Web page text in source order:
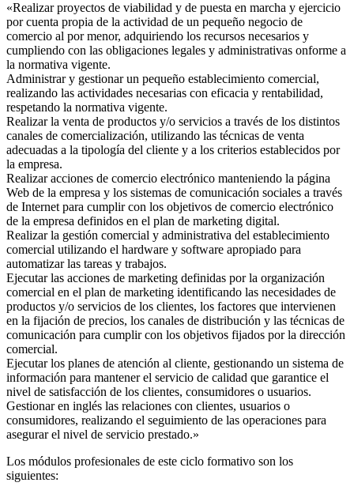
«Realizar proyectos de viabilidad y de puesta en marcha y ejercicio
por cuenta propia de la actividad de un pequeño negocio de
comercio al por menor, adquiriendo los recursos necesarios y
cumpliendo con las obligaciones legales y administrativas onforme a
la normativa vigente.
Administrar y gestionar un pequeño establecimiento comercial,
realizando las actividades necesarias con eficacia y rentabilidad,
respetando la normativa vigente.
Realizar la venta de productos y/o servicios a través de los distintos
canales de comercialización, utilizando las técnicas de venta
adecuadas a la tipología del cliente y a los criterios establecidos por
la empresa.
Realizar acciones de comercio electrónico manteniendo la página
Web de la empresa y los sistemas de comunicación sociales a través
de Internet para cumplir con los objetivos de comercio electrónico
de la empresa definidos en el plan de marketing digital.
Realizar la gestión comercial y administrativa del establecimiento
comercial utilizando el hardware y software apropiado para
automatizar las tareas y trabajos.
Ejecutar las acciones de marketing definidas por la organización
comercial en el plan de marketing identificando las necesidades de
productos y/o servicios de los clientes, los factores que intervienen
en la fijación de precios, los canales de distribución y las técnicas de
comunicación para cumplir con los objetivos fijados por la dirección
comercial.
Ejecutar los planes de atención al cliente, gestionando un sistema de
información para mantener el servicio de calidad que garantice el
nivel de satisfacción de los clientes, consumidores o usuarios.
Gestionar en inglés las relaciones con clientes, usuarios o
consumidores, realizando el seguimiento de las operaciones para
asegurar el nivel de servicio prestado.»
Los módulos profesionales de este ciclo formativo son los
siguientes: